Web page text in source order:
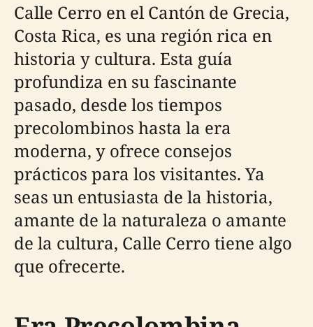
Calle Cerro en el Cantón de Grecia,
Costa Rica, es una región rica en
historia y cultura. Esta guía
profundiza en su fascinante
pasado, desde los tiempos
precolombinos hasta la era
moderna, y ofrece consejos
prácticos para los visitantes. Ya
seas un entusiasta de la historia,
amante de la naturaleza o amante
de la cultura, Calle Cerro tiene algo
que ofrecerte.